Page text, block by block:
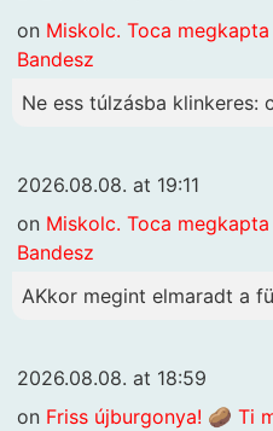
on Miskolc. Toca
Bandesz
Ne ess túlzásba klinkeres:
2026.08.08. at 19:11
on Miskolc. Toca
Bandesz
AKkor megint elmaradt a
2026.08.08. at 18:59
on Friss újburgonya! 🥔 Ti